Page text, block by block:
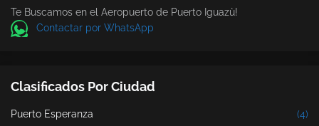
Te Buscamos en el Aeropuerto de Puerto Iguazù!
Contactar por WhatsApp
Clasificados Por Ciudad
Puerto Esperanza (4)